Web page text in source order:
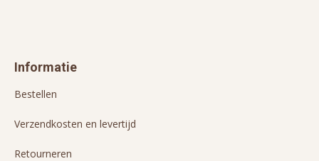
Informatie
Bestellen
Verzendkosten en levertijd
Retourneren